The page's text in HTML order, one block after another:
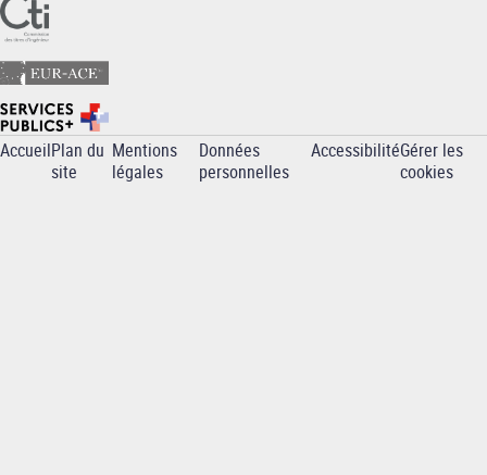
AccueilPlan du
site
Mentions
légales
Données
personnelles
AccessibilitéGérer les
cookies